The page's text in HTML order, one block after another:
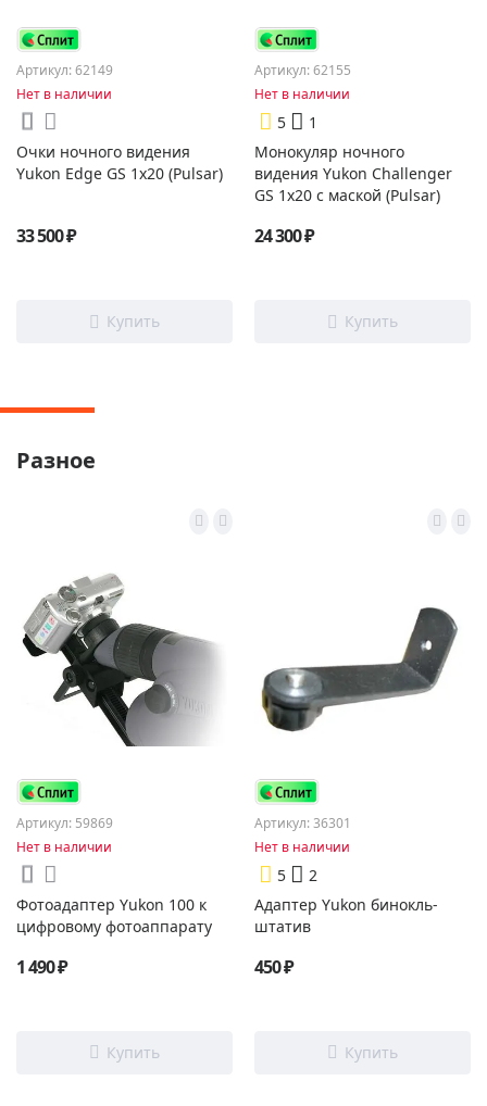
Артикул: 62149
Нет в наличии
Очки ночного видения
Yukon Edge GS 1х20 (Pulsar)
33 500 ₽
Артикул: 62155
Нет в наличии
5
1
Монокуляр ночного
видения Yukon Challenger
GS 1x20 с маской (Pulsar)
24 300 ₽
Разное
Артикул: 59869
Нет в наличии
Фотоадаптер Yukon 100 к
цифровому фотоаппарату
1 490 ₽
Артикул: 36301
Нет в наличии
5
2
Адаптер Yukon бинокль-
штатив
450 ₽